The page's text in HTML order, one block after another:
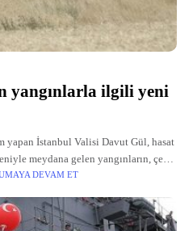
yangınlarla ilgili yeni
yapan İstanbul Valisi Davut Gül, hasat
meydana gelen yangınların, çevre
sıçrayarak büyük kayıplara yol
DEVAM ET